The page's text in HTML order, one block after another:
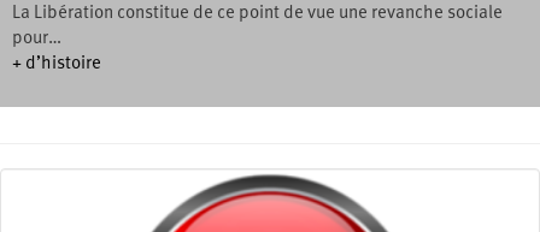
La Libération constitue de ce point de vue une revanche sociale
pour…
+ d’histoire